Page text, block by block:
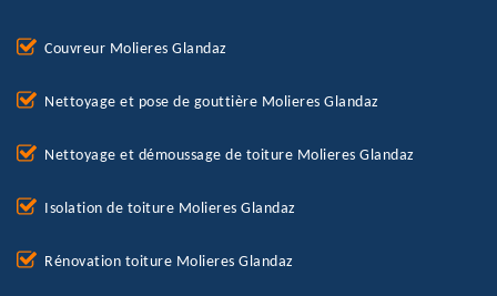
Couvreur Molieres Glandaz
Nettoyage et pose de gouttière Molieres Glandaz
Nettoyage et démoussage de toiture Molieres Glandaz
Isolation de toiture Molieres Glandaz
Rénovation toiture Molieres Glandaz